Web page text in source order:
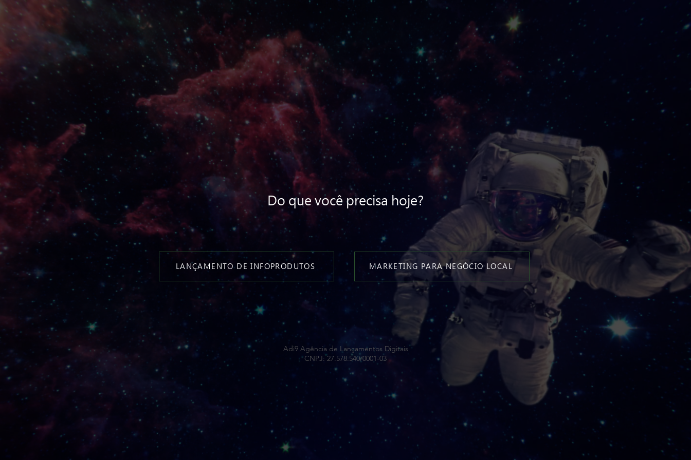
Do que você precisa hoje?
LANÇAMENTO DE INFOPRODUTOS MARKETING PARA NEGÓCIO LOCAL
Adi9 Agência de Lançamentos Digitais
CNPJ: 27.578.540/0001-03